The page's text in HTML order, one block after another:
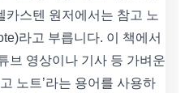
카스텐 원저에서는 참고 노
라고 부릅니다. 이 책에서
브 영상이나 기사 등 가벼운
노트’라는 용어를 사용하